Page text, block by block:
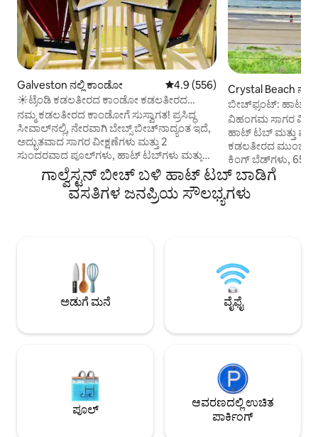
Galveston ನಲ್ಲಿ ಕಾಂಡೋ 5 ರಲ್ಲಿ 4.9 ಸರಾಸರಿ ರೇಟಿಂಗ್, 556
4.9 (556)
☀ಟ್ರೆಂಡಿ ಕಡಲತೀರದ ಕಾಂಡೋ ಕಡಲತೀರದ
ವೀಕ್ಷಣೆಗಳು, ಪೂಲ್ ಮತ್ತು ಹಾಟ್‌ಟಬ್
ನಮ್ಮ ಕಡಲತೀರದ ಕಾಂಡೋಗೆ ಸುಸ್ವಾಗತ! ಪ್ರಸಿದ್ಧ
ಸೀವಾಲ್‌ನಲ್ಲಿ, ನೇರವಾಗಿ ಬೇಬ್ಸ್ ಬೀಚ್‌ನಾದ್ಯಂತ ಇದೆ,
ಅದ್ಭುತವಾದ ಸಾಗರ ವೀಕ್ಷಣೆಗಳು ಮತ್ತು 2
ಸುಂದರವಾದ ಪೂಲ್‌ಗಳು, ಹಾಟ್ ಟಬ್‌ಗಳು ಮತ್ತು
ಎಲ್ಲಾ ಪ್ರವೇಶಾವಕಾಶವಿರುವ ಫಿಟ್‌ನೆಸ್ ಕೇಂದ್ರದಿಂದ
ಪ್ರಾರಂಭಿಸಿ ವಿಶ್ರಾಂತಿ ಪಡೆಯಲು ಆಧುನಿಕ ರಿಟ್ರೀಟ್
ಅನ್ನು ನಿರೀಕ್ಷಿಸಿ! ನಮ್ಮ ಕಾಂಡೋ ಖಾಸಗಿ ಒಳಾಂಗಣ,
4K ಸ್ಮಾರ್ಟ್ ಟಿವಿಗಳೊಂದಿಗೆ, ಇದು ಯಾವುದೇ
ಪ್ರವಾಸಿಗರಿಗೆ ಪರಿಪೂರ್ಣ ವಿಹಾರವಾಗಿದೆ! *HOA:
ಪ್ರತಿ ವಾಹನಕ್ಕೆ $40 ಶುಲ್ಕದ ಅಗತ್ಯವಿದೆ. ಗರಿಷ್ಠ 2
ಕಾರುಗಳು. ಬುಕ್ ಮಾಡಲು 21 ವರ್ಷ
Crystal Beach
ಬೀಚ್‌ಫ್ರಂಟ್:
ಫೈರ್‌ಪಿಟ್
ವಿಹಂಗಮ ಸಾಗರ
ಹಾಟ್ ಟಬ್ ಮತ್ತು
ಕಡಲತೀರದ
ಕಿಂಗ್ ಬೆಡ್‌ಗಳು, 65
ಪ್ರೈವೇಟ್
ಕಡೆಗಣಿಸುತ್ತವೆ.
ಸರೌಂಡ್ ಸೌಂಡ್ ಮತ್ತು
1 ನೇ ಮಹಡಿಯಾಗಿದೆ.
ಪ್ರಯಾಣಿಸುವ ಮತ್ತು
ಮಾಲೀಕರಿಗಾಗಿ ಆಗಿದೆ.
ಸಾಮಾನ್ಯವಾಗಿ
ಗಾಲ್ವೆಸ್ಟನ್ ಬೀಚ್ ಬಳಿ ಹಾಟ್ ಟಬ್ ಬಾಡಿಗೆ
ವಸತಿಗಳ ಜನಪ್ರಿಯ ಸೌಲಭ್ಯಗಳು
ಅಡುಗೆ ಮನೆ ವೈಫೈ
ಪೂಲ್
ಆವರಣದಲ್ಲಿ ಉಚಿತ
ಪಾರ್ಕಿಂಗ್